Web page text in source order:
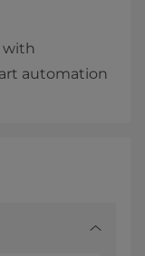
with
automation